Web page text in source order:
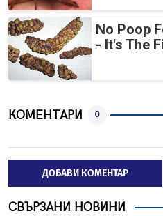
No Poop
- It's The
КОМЕНТАРИ 0
ДОБАВИ КОМЕНТАР
СВЪРЗАНИ НОВИНИ